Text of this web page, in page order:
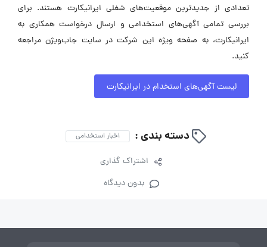
تعدادی از جدیدترین موقعیت‌های شغلی ایرانیکارت هستند. برای
بررسی تمامی آگهی‌های استخدامی و ارسال درخواست همکاری به
ایرانیکارت، به صفحه ویژه این شرکت در سایت جاب‌ویژن مراجعه
کنید.
لیست آگهی‌های استخدام در ایرانیکارت
دسته بندی : اخبار استخدامی
اشتراک گذاری
بدون دیدگاه